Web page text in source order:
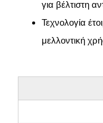
για βέλτιστη
Τεχνολογία
μελλοντική